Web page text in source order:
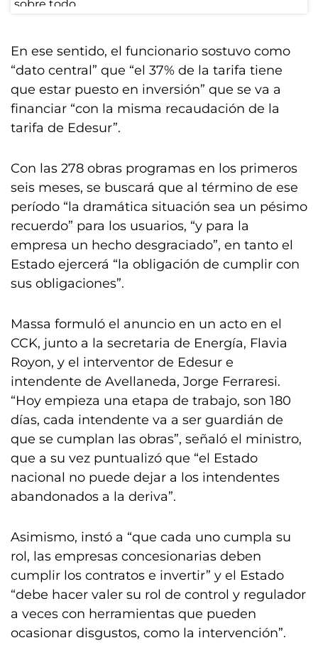
En ese sentido, el funcionario sostuvo como
“dato central” que “el 37% de la tarifa tiene
que estar puesto en inversión” que se va a
financiar “con la misma recaudación de la
tarifa de Edesur”.
Con las 278 obras programas en los primeros
seis meses, se buscará que al término de ese
período “la dramática situación sea un pésimo
recuerdo” para los usuarios, “y para la
empresa un hecho desgraciado”, en tanto el
Estado ejercerá “la obligación de cumplir con
sus obligaciones”.
Massa formuló el anuncio en un acto en el
CCK, junto a la secretaria de Energía, Flavia
Royon, y el interventor de Edesur e
intendente de Avellaneda, Jorge Ferraresi.
“Hoy empieza una etapa de trabajo, son 180
días, cada intendente va a ser guardián de
que se cumplan las obras”, señaló el ministro,
que a su vez puntualizó que “el Estado
nacional no puede dejar a los intendentes
abandonados a la deriva”.
Asimismo, instó a “que cada uno cumpla su
rol, las empresas concesionarias deben
cumplir los contratos e invertir” y el Estado
“debe hacer valer su rol de control y regulador
a veces con herramientas que pueden
ocasionar disgustos, como la intervención”.